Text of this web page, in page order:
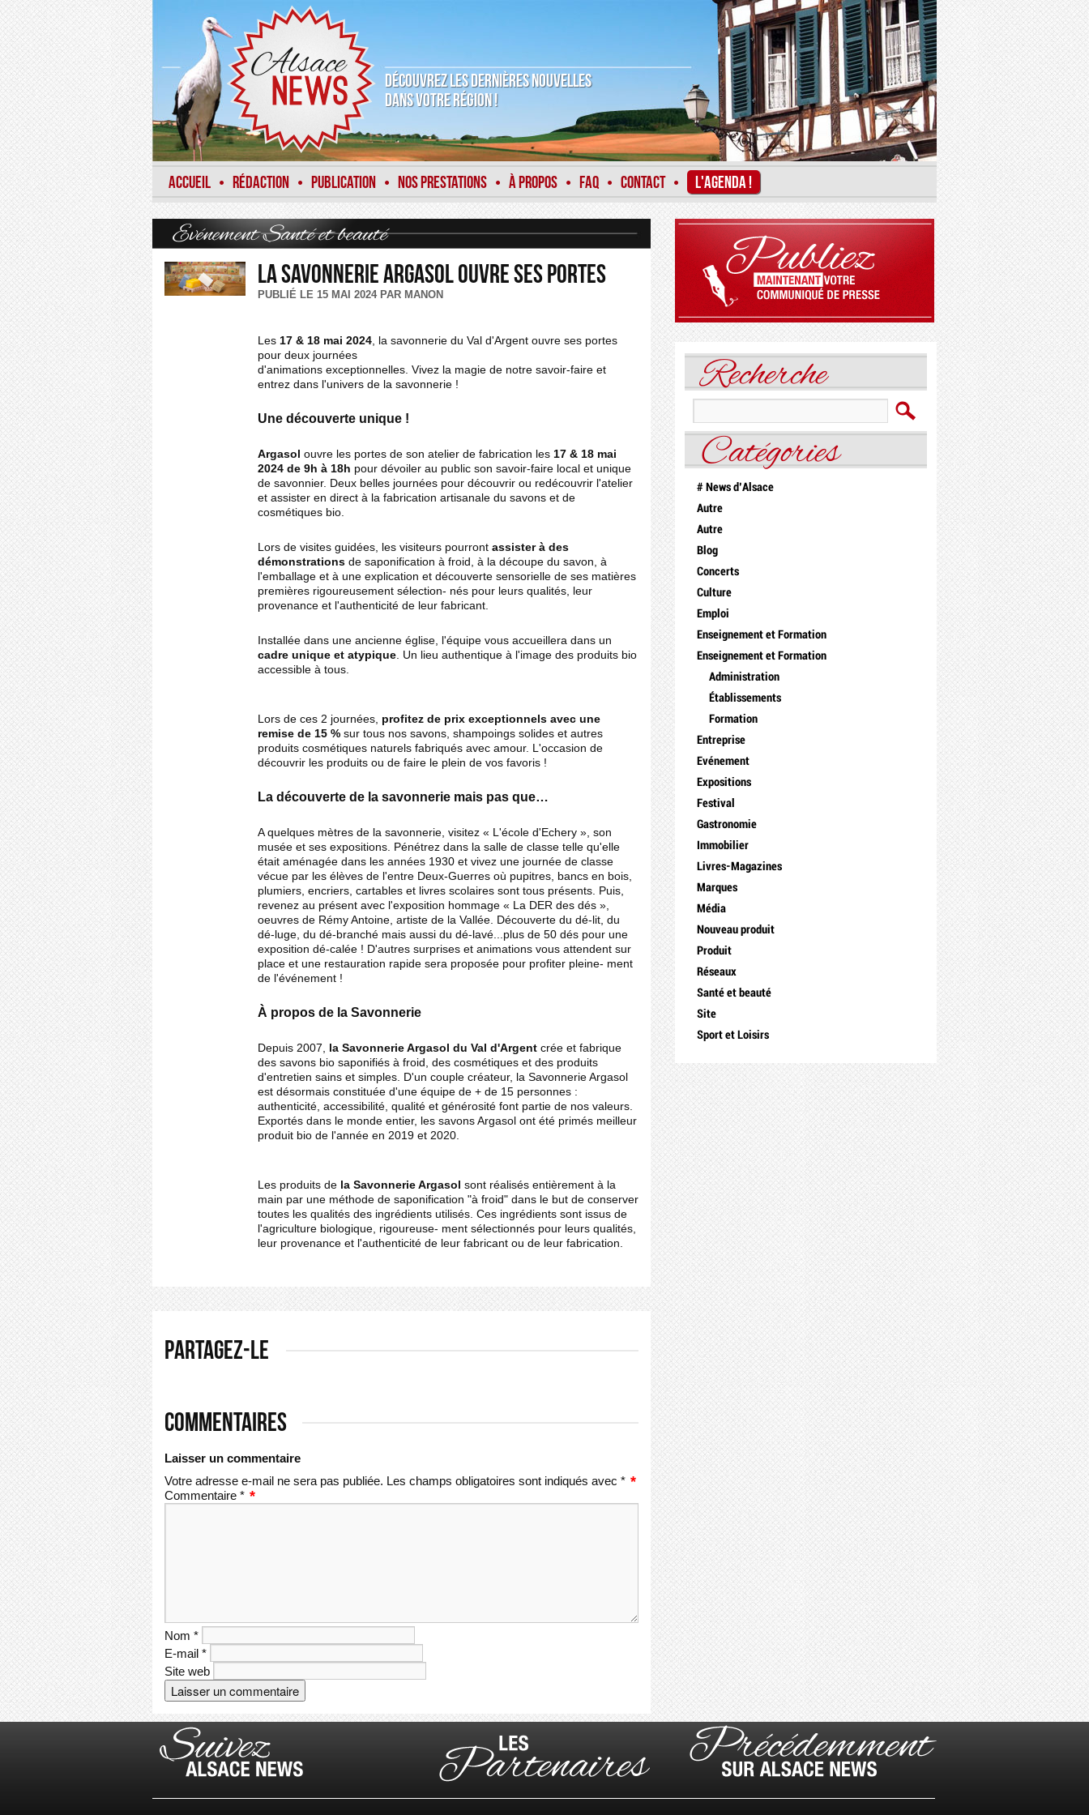
DÉCOUVREZ LES DERNIÈRES NOUVELLES
DANS VOTRE RÉGION !
ACCUEIL • RÉDACTION • PUBLICATION • NOS PRESTATIONS • À PROPOS • FAQ • CONTACT • L'AGENDA !
EvénementSanté et beauté
La savonnerie Argasol ouvre ses portes
PUBLIÉ LE 15 MAI 2024 PAR MANON
Les 17 & 18 mai 2024 , la savonnerie du Val d'Argent ouvre ses portes
pour deux journées
d'animations exceptionnelles. Vivez la magie de notre savoir-faire et
entrez dans l'univers de la savonnerie !
Une découverte unique !
Argasol ouvre les portes de son atelier de fabrication les 17 & 18 mai
2024 de 9h à 18h pour dévoiler au public son savoir-faire local et unique
de savonnier. Deux belles journées pour découvrir ou redécouvrir l'atelier
et assister en direct à la fabrication artisanale du savons et de
cosmétiques bio.
Lors de visites guidées, les visiteurs pourront assister à des
démonstrations de saponification à froid, à la découpe du savon, à
l'emballage et à une explication et découverte sensorielle de ses matières
premières rigoureusement sélection- nés pour leurs qualités, leur
provenance et l'authenticité de leur fabricant.
Installée dans une ancienne église, l'équipe vous accueillera dans un
cadre unique et atypique . Un lieu authentique à l'image des produits bio
accessible à tous.
Lors de ces 2 journées, profitez de prix exceptionnels avec une
remise de 15 % sur tous nos savons, shampoings solides et autres
produits cosmétiques naturels fabriqués avec amour. L'occasion de
découvrir les produits ou de faire le plein de vos favoris !
La découverte de la savonnerie mais pas que…
A quelques mètres de la savonnerie, visitez « L'école d'Echery », son
musée et ses expositions. Pénétrez dans la salle de classe telle qu'elle
était aménagée dans les années 1930 et vivez une journée de classe
vécue par les élèves de l'entre Deux-Guerres où pupitres, bancs en bois,
plumiers, encriers, cartables et livres scolaires sont tous présents. Puis,
revenez au présent avec l'exposition hommage « La DER des dés »,
oeuvres de Rémy Antoine, artiste de la Vallée. Découverte du dé-lit, du
dé-luge, du dé-branché mais aussi du dé-lavé...plus de 50 dés pour une
exposition dé-calée ! D'autres surprises et animations vous attendent sur
place et une restauration rapide sera proposée pour profiter pleine- ment
de l'événement !
À propos de la Savonnerie
Depuis 2007, la Savonnerie Argasol du Val d'Argent crée et fabrique
des savons bio saponifiés à froid, des cosmétiques et des produits
d'entretien sains et simples. D'un couple créateur, la Savonnerie Argasol
est désormais constituée d'une équipe de + de 15 personnes :
authenticité, accessibilité, qualité et générosité font partie de nos valeurs.
Exportés dans le monde entier, les savons Argasol ont été primés meilleur
produit bio de l'année en 2019 et 2020.
Les produits de la Savonnerie Argasol sont réalisés entièrement à la
main par une méthode de saponification "à froid" dans le but de conserver
toutes les qualités des ingrédients utilisés. Ces ingrédients sont issus de
l'agriculture biologique, rigoureuse- ment sélectionnés pour leurs qualités,
leur provenance et l'authenticité de leur fabricant ou de leur fabrication.
PARTAGEZ-LE
COMMENTAIRES
Laisser un commentaire
Votre adresse e-mail ne sera pas publiée. Les champs obligatoires sont indiqués avec *
Commentaire *
Nom *
E-mail *
Site web
Recherche
Catégories
# News d'Alsace
Autre
Autre
Blog
Concerts
Culture
Emploi
Enseignement et Formation
Enseignement et Formation
Administration
Établissements
Formation
Entreprise
Evénement
Expositions
Festival
Gastronomie
Immobilier
Livres-Magazines
Marques
Média
Nouveau produit
Produit
Réseaux
Santé et beauté
Site
Sport et Loisirs